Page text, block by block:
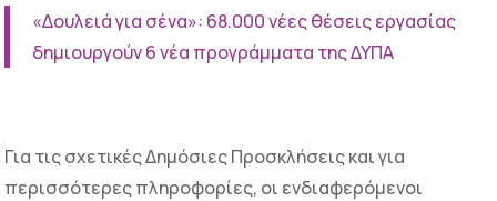
«Δουλειά για σένα»: 68.000 νέες θέσεις εργασίας
δημιουργούν 6 νέα προγράμματα της ΔΥΠΑ
Για τις σχετικές Δημόσιες Προσκλήσεις και για
περισσότερες πληροφορίες, οι ενδιαφερόμενοι